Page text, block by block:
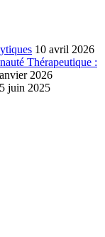
10 avril 2026
Thérapeutique :
2026
juin 2025